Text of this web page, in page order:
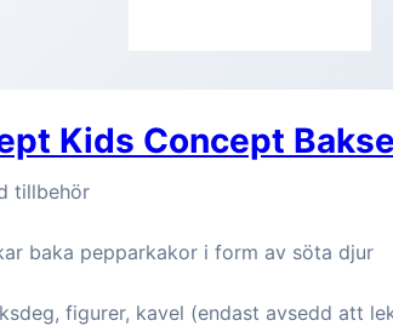
Kids Concept
tillbehör
baka pepparkakor i form av söta djur
figurer, kavel (endast avsedd att